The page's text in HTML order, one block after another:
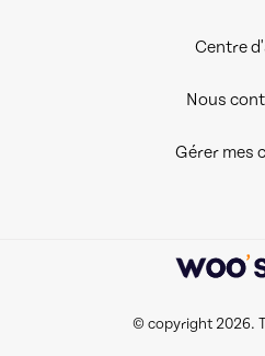
Centre
Nous
Gérer mes
© copyright 2026.